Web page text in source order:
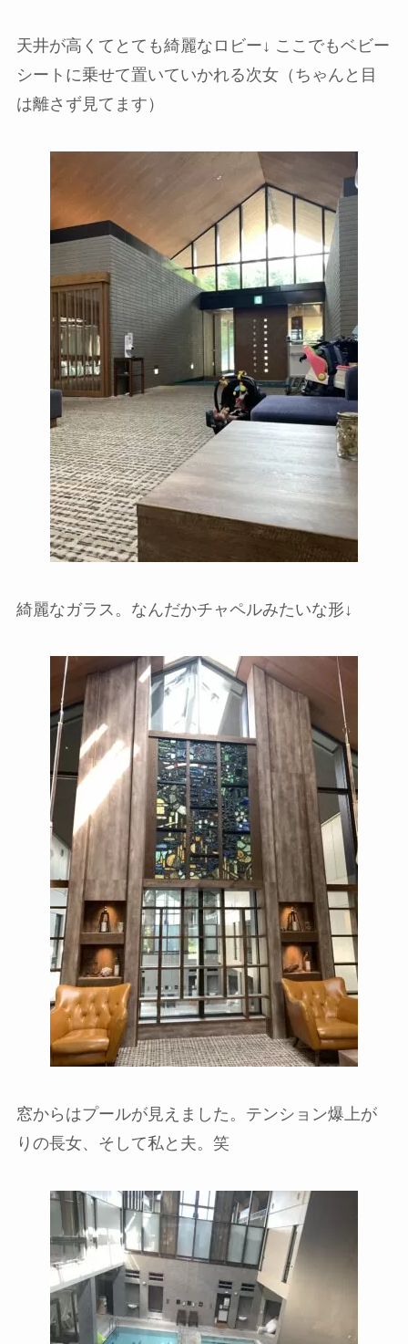
天井が高くてとても綺麗なロビー↓ ここでもベビー
シートに乗せて置いていかれる次女（ちゃんと目
は離さず見てます）
綺麗なガラス。なんだかチャペルみたいな形↓
窓からはプールが見えました。テンション爆上が
りの長女、そして私と夫。笑